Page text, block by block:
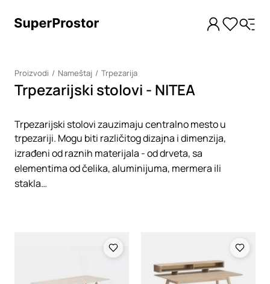
Proizvodi Nameštaj Trpezarija
Trpezarijski stolovi - NITEA
Trpezarijski stolovi zauzimaju centralno mesto u
trpezariji. Mogu biti različitog dizajna i dimenzija,
izrađeni od raznih materijala - od drveta, sa
elementima od čelika, aluminijuma, mermera ili
stakla…